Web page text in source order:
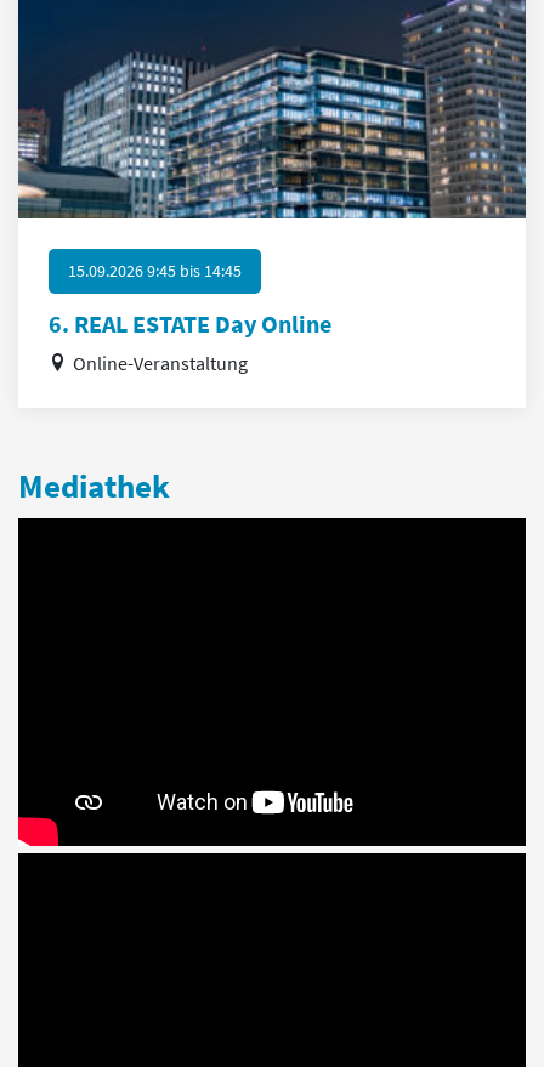
15.09.2026 9:45 bis 14:45
6. REAL ESTATE Day Online
Online-Veranstaltung
Mediathek